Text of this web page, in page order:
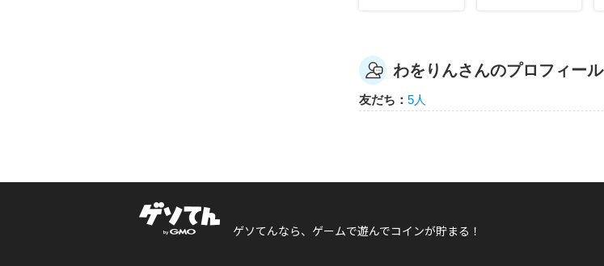
わをりんさんのプロフィール
友だち： 5人
ゲソてんなら、ゲームで遊んでコインが貯まる！